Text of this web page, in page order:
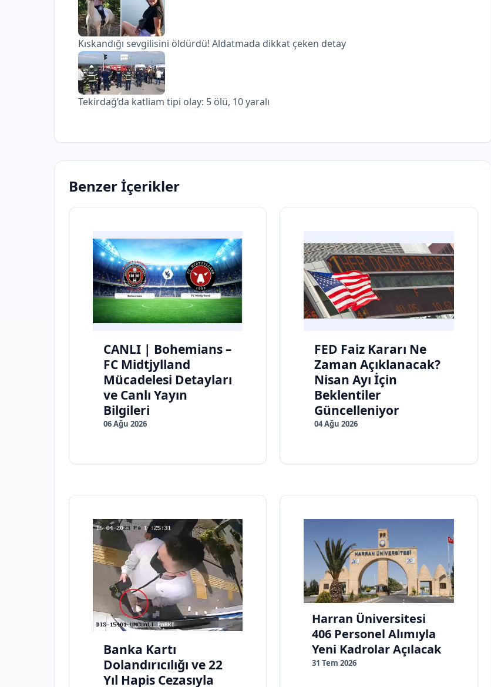
Kıskandığı sevgilisini öldürdü! Aldatmada dikkat çeken detay
Tekirdağ’da katliam tipi olay: 5 ölü, 10 yaralı
Benzer İçerikler
CANLI | Bohemians –
FC Midtjylland
Mücadelesi Detayları
ve Canlı Yayın
Bilgileri
06 Ağu 2026
FED Faiz Kararı Ne
Zaman Açıklanacak?
Nisan Ayı İçin
Beklentiler
Güncelleniyor
04 Ağu 2026
Banka Kartı
Dolandırıcılığı ve 22
Yıl Hapis Cezasıyla
Harran Üniversitesi
406 Personel Alımıyla
Yeni Kadrolar Açılacak
31 Tem 2026